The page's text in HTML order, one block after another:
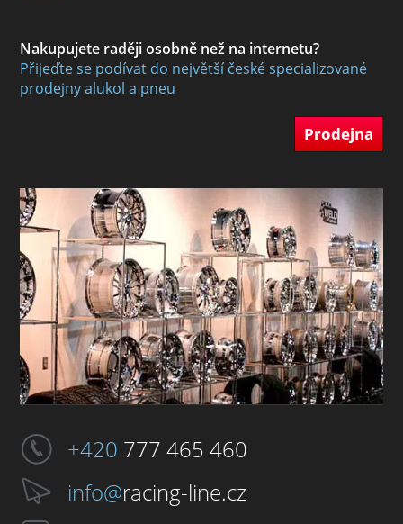
Nakupujete raději osobně než na internetu?
Přijeďte se podívat do největší české specializované
prodejny alukol a pneu
Prodejna
+420 777 465 460
info@racing-line.cz